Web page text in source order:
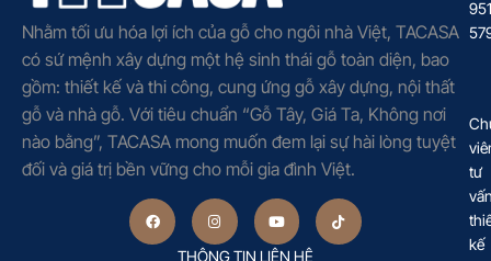
Nhằm tối ưu hóa lợi ích của gỗ cho ngôi nhà Việt, TACASA
có sứ mệnh xây dựng một hệ sinh thái gỗ toàn diện, bao
gồm: thiết kế và thi công, cung ứng gỗ xây dựng, nội thất
gỗ và nhà gỗ. Với tiêu chuẩn “Gỗ Tây, Giá Ta, Không nơi
nào bằng”, TACASA mong muốn đem lại sự hài lòng tuyệt
đối và giá trị bền vững cho mỗi gia đình Việt.
THÔNG TIN LIÊN HỆ
951
tư
kế